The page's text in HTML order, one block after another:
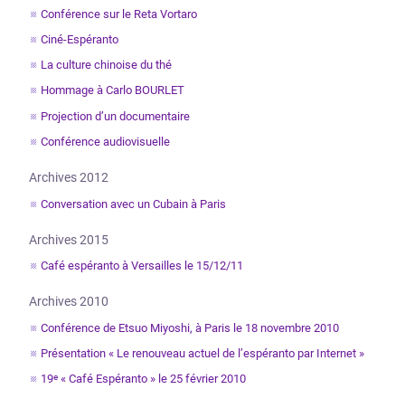
Conférence sur le Reta Vortaro
Ciné-Espéranto
La culture chinoise du thé
Hommage à Carlo BOURLET
Projection d’un documentaire
Conférence audiovisuelle
Archives 2012
Conversation avec un Cubain à Paris
Archives 2015
Café espéranto à Versailles le 15/12/11
Archives 2010
Conférence de Etsuo Miyoshi, à Paris le 18 novembre 2010
Présentation « Le renouveau actuel de l’espéranto par Internet »
19e « Café Espéranto » le 25 février 2010